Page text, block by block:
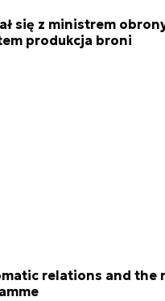
się z ministrem
produkcja broni
relations and the